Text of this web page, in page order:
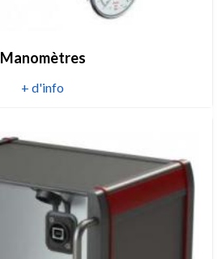
Manomètres
+ d'info